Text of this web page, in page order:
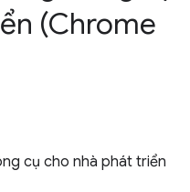
(Chrome
cụ cho nhà phát triển